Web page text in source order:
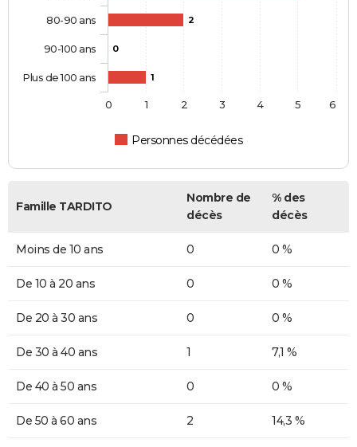
2
0
1
Personnes décédées
80-90 ans
90-100 ans
Plus de 100 ans
0 1 2 3 4 5 6
Famille TARDITO
Nombre de
décès
% des
décès
Moins de 10 ans 0 0 %
De 10 à 20 ans 0 0 %
De 20 à 30 ans 0 0 %
De 30 à 40 ans 1 7,1 %
De 40 à 50 ans 0 0 %
De 50 à 60 ans 2 14,3 %